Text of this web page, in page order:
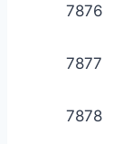
7876
7877
7878